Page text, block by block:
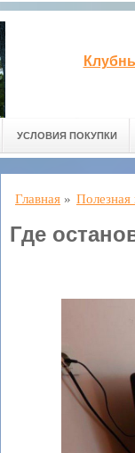
УСЛОВИЯ ПОКУПКИ
Главная »
Где